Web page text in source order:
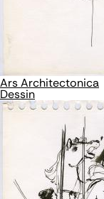
Ars Architectonica
Dessin